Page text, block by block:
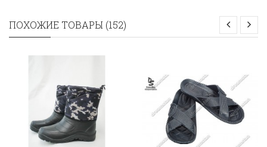
ПОХОЖИЕ ТОВАРЫ (152)